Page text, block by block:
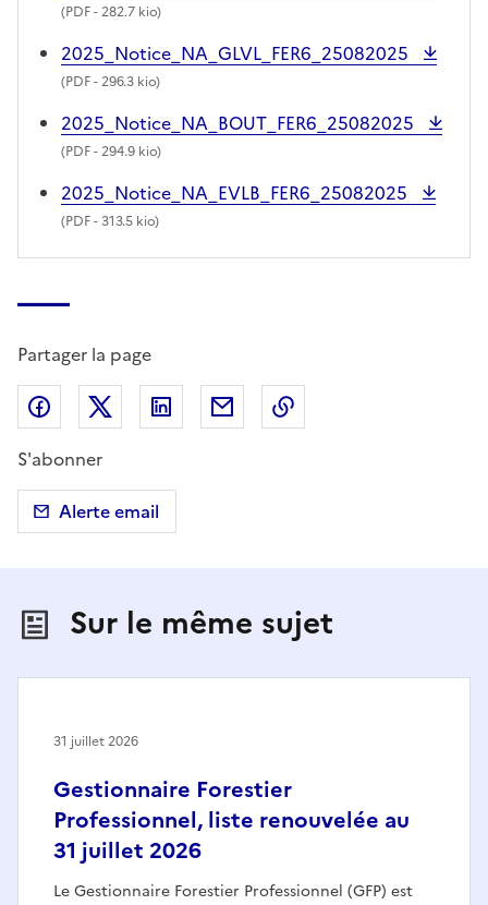
(PDF- 282.7 kio)
2025_Notice_NA_GLVL_FER6_25082025
(PDF- 296.3 kio)
2025_Notice_NA_BOUT_FER6_25082025
(PDF- 294.9 kio)
2025_Notice_NA_EVLB_FER6_25082025
(PDF- 313.5 kio)
Partager la page
Partager sur Facebook
Partager sur X (anciennement Twitter)
Partager sur LinkedIn
Partager par email
S'abonner
Alerte email
Sur le même sujet
Gestionnaire Forestier
Professionnel, liste renouvelée au
31 juillet 2026
Le Gestionnaire Forestier Professionnel (GFP) est
31 juillet 2026